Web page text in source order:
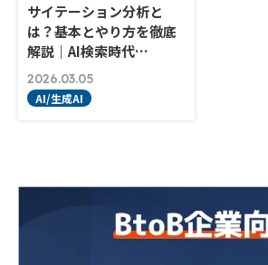
サイテーション分析と
は？基本とやり方を徹底
解説｜AI検索時代…
2026.03.05
AI/生成AI